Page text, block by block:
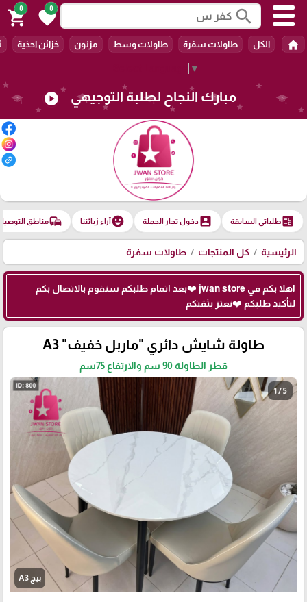
▼
search
0
favorite
0
shopping_cart
home الكل طاولات سفرة طاولات وسط مزنون خزائن احذية
مبارك النجاح لطلبة التوجيهي play_circle
ballotطلباتي السابقة account_boxدخول تجار الجملة emoji_emotionsآراء زبائننا commuteمناطق
الرئيسية كل المنتجات طاولات سفرة
اهلا بكم في jwan store ❤️بعد اتمام طلبكم سنقوم بالاتصال بكم
لتأكيد طلبكم ❤️نعتز بثقتكم
طاولة شايش دائري "ماربل خفيف" A3
قطر الطاولة 90 سم والارتفاع 75سم
1 / 5
بيج A3